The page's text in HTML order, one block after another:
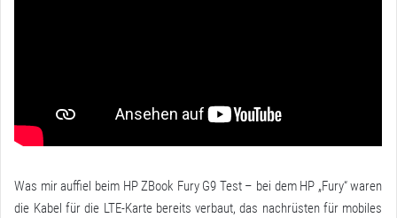
Was mir auffiel beim HP ZBook Fury G9 Test – bei dem HP „Fury“ waren
die Kabel für die LTE-Karte bereits verbaut, das nachrüsten für mobiles